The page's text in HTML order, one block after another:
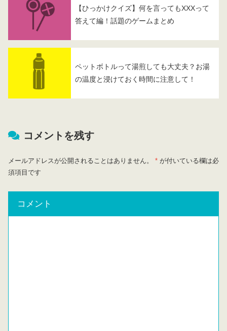
【ひっかけクイズ】何を言ってもXXXって
答えて編！話題のゲームまとめ
ペットボトルって湯煎しても大丈夫？お湯
の温度と浸けておく時間に注意して！
コメントを残す
メールアドレスが公開されることはありません。 * が付いている欄は必
須項目です
コメント